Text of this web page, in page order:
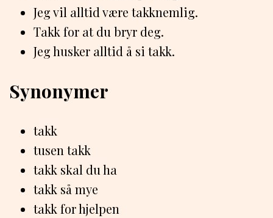
Jeg vil alltid være takknemlig.
Takk for at du bryr deg.
Jeg husker alltid å si takk.
Synonymer
takk
tusen takk
takk skal du ha
takk så mye
takk for hjelpen